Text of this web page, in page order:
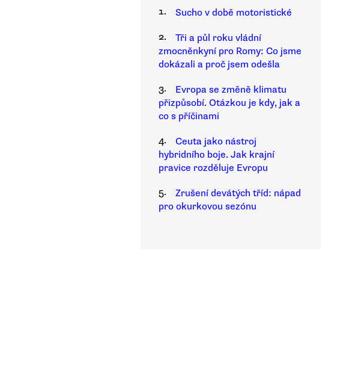
1.
Sucho v době motoristické
2.
Tři a půl roku vládní
zmocněnkyní pro Romy: Co jsme
dokázali a proč jsem odešla
3.
Evropa se změně klimatu
přizpůsobí. Otázkou je kdy, jak a
co s příčinami
4.
Ceuta jako nástroj
hybridního boje. Jak krajní
pravice rozděluje Evropu
5.
Zrušení devátých tříd: nápad
pro okurkovou sezónu